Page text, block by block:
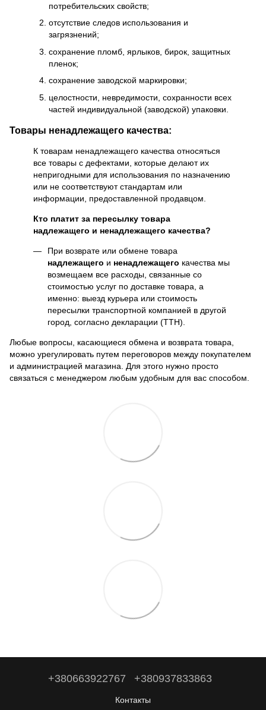
потребительских свойств;
отсутствие следов использования и
загрязнений;
сохранение пломб, ярлыков, бирок, защитных
пленок;
сохранение заводской маркировки;
целостности, невредимости, сохранности всех
частей индивидуальной (заводской) упаковки.
Товары ненадлежащего качества:
К товарам ненадлежащего качества относяться
все товары с дефектами, которые делают их
непригодными для использования по назначению
или не соответствуют стандартам или
информации, предоставленной продавцом.
Кто платит за пересылку товара
надлежащего и ненадлежащего качества?
При возврате или обмене товара
надлежащего и ненадлежащего качества мы
возмещаем все расходы, связанные со
стоимостью услуг по доставке товара, а
именно: выезд курьера или стоимость
пересылки транспортной компанией в другой
город, согласно декларации (ТТН).
Любые вопросы, касающиеся обмена и возврата товара,
можно урегулировать путем переговоров между покупателем
и администрацией магазина. Для этого нужно просто
связаться с менеджером любым удобным для вас способом.
+380663922767 +380937833863
Контакты